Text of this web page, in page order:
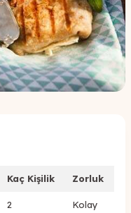
Kaç Kişilik Zorluk
2 Kolay